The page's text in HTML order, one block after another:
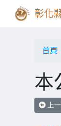
彰化
首頁
本
上